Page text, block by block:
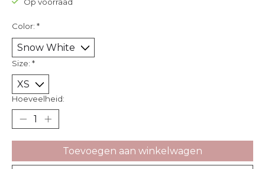
Color: *
Size: *
Hoeveelheid:
Toevoegen aan winkelwagen